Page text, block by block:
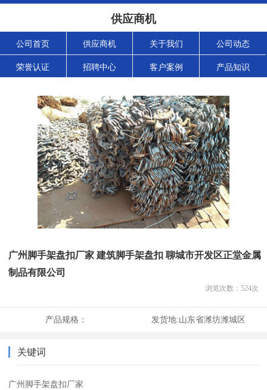
供应商机
公司首页 供应商机 关于我们 公司动态
荣誉认证 招聘中心 客户案例 产品知识
广州脚手架盘扣厂家 建筑脚手架盘扣 聊城市开发区正堂金属
制品有限公司
浏览次数： 524次
产品规格： 发货地:山东省潍坊潍城区
关键词
广州脚手架盘扣厂家